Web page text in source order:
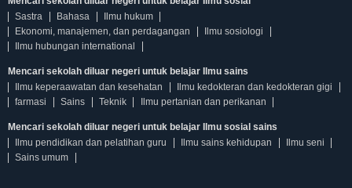
Sastra
Bahasa
Ilmu hukum
Ekonomi, manajemen, dan perdagangan
Ilmu sosiologi
Ilmu hubungan international
Mencari sekolah diluar negeri untuk belajar Ilmu sains
Ilmu keperaawatan dan kesehatan
Ilmu kedokteran dan kedokteran gigi
farmasi
Sains Teknik Ilmu pertanian dan perikanan
Mencari sekolah diluar negeri untuk belajar Ilmu sosial sains
Ilmu pendidikan dan pelatihan guru
Ilmu sains kehidupan
Ilmu seni
Sains umum